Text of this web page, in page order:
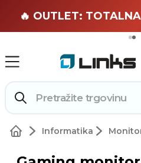
🏄
🔥 OUTLET:
Informatika